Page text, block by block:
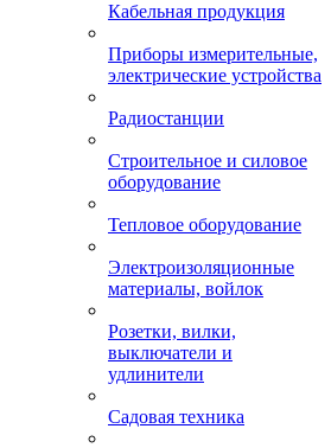
Кабельная продукция
Приборы измерительные,
электрические устройства
Радиостанции
Строительное и силовое
оборудование
Тепловое оборудование
Электроизоляционные
материалы, войлок
Розетки, вилки,
выключатели и
удлинители
Садовая техника